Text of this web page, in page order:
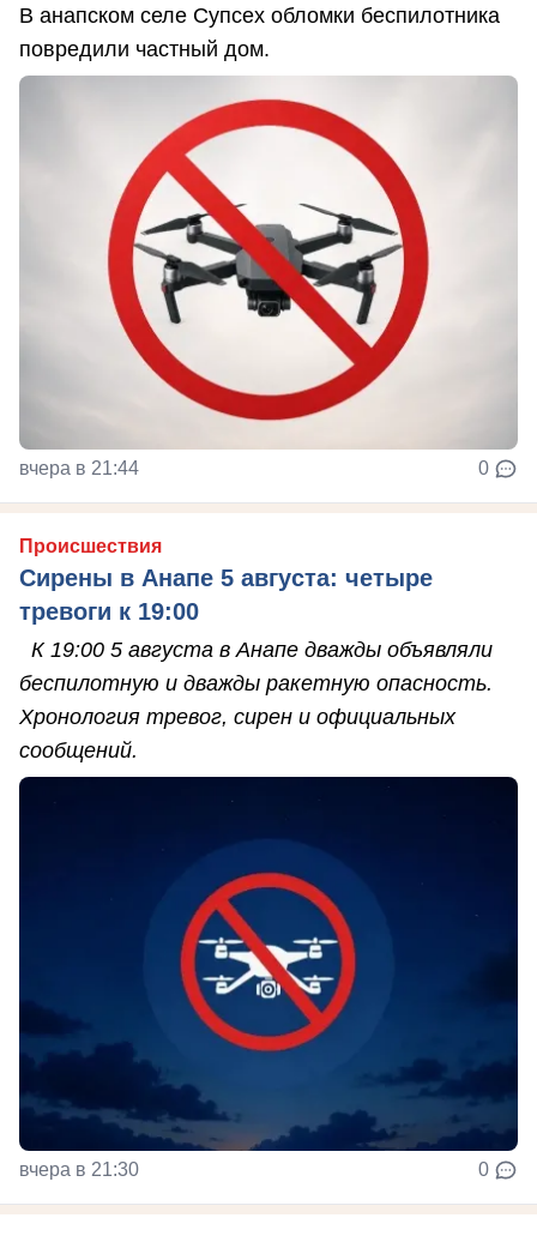
В анапском селе Супсех обломки беспилотника
повредили частный дом.
вчера в 21:44 0
Происшествия
Сирены в Анапе 5 августа: четыре
тревоги к 19:00
К 19:00 5 августа в Анапе дважды объявляли
беспилотную и дважды ракетную опасность.
Хронология тревог, сирен и официальных
сообщений.
вчера в 21:30 0